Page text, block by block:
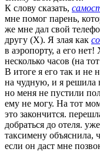
К слову сказать,
мне помог парень,
же мне дал свой
другу (Х). Я злая как
в аэропорту, а его
несколько часов (на
В итоге я его так и не
на чудную, и я решила
но меня не пустили
ему не могу. На тот
это закончится.
добраться до отеля.
таксимену объяснила,
если он даст мне